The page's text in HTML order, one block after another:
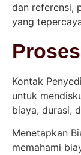
dan referensi,
yang
Kontak
untuk
biaya, durasi,
Menetapkan
memahami